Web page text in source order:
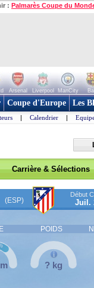
: Palmarès Coupe du
Arsenal Liverpool ManCity
Coupe d'Europe Les
| Calendrier |
Carrière & Sélections
(ESP)
Début
Juil.
POIDS
? kg